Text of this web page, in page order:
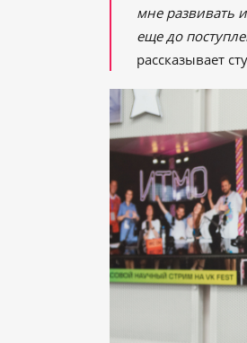
мне развивать
еще до
рассказывает